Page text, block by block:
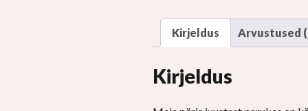
Kirjeldus Arvustused
Kirjeldus